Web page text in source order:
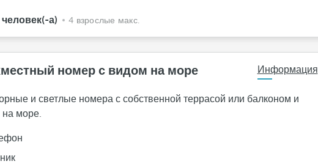
а) 4 взрослые макс.
номер с видом на море Информация
и светлые номера с собственной террасой или балконом и
море.